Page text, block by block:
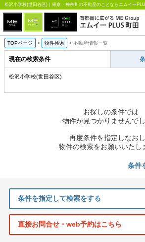
松沢小学校(世田谷区)｜東京・神奈川の不動産のことならエムイー
TOPページ > 物件検索 > 不動産情報一覧
現在の検索条件
松沢小学校(世田谷区)
お探しの条件では
物件が見つかりませんでし
再度条件を指定しなお
物件の検索をお願いいたし
条件
条件を指定して検索をする
直接お問合せ・web予約はこちら